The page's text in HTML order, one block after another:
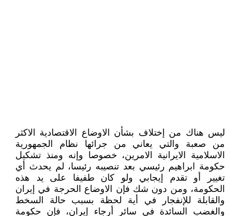
ليس هناك من إختلاف بشأن الاوضاع الاقتصادية الاکثر
من صعبة والتي يعاني من جرائها نظام الجمهورية
الاسلامية الايرانية الامرين، خصوصا وإنه ومنذ تشکيل
حکومة ابراهيم رئيسي بعد تنصيبه رئيسا، لم يحدث أي
تغيير أو تقدم إيجابي ولو کان طفيفا على يد هذه
الحکومة، ومن دون شك فإن الاوضاع الحرجة في إيران
والقابلة للإنفجار في أية لحظة بسبب حالة السخط
والغضب السائدة في سائر أرجاء إيران، فإن حکومة